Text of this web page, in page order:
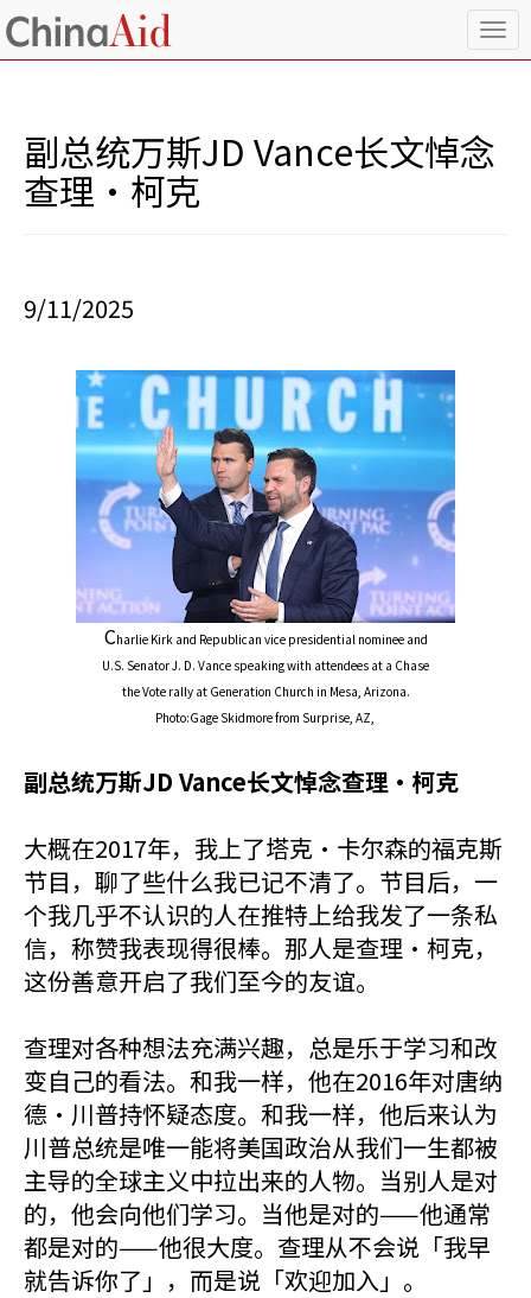
T
o
e
n
副总统万斯JD Vance长文悼念
查理•柯克
9/11/2025
Charlie Kirk and Republican vice presidential nominee and
U.S. Senator J. D. Vance speaking with attendees at a Chase
theVote rally at Generation Church in Mesa, Arizona.
Photo:Gage Skidmore from Surprise, AZ,
副总统万斯JD Vance长文悼念查理•柯克
大概在2017年，我上了塔克·卡尔森的福克斯
节目，聊了些什么我已记不清了。节目后，一
个我几乎不认识的人在推特上给我发了一条私
信，称赞我表现得很棒。那人是查理·柯克，
这份善意开启了我们至今的友谊。
查理对各种想法充满兴趣，总是乐于学习和改
变自己的看法。和我一样，他在2016年对唐纳
德·川普持怀疑态度。和我一样，他后来认为
川普总统是唯一能将美国政治从我们一生都被
主导的全球主义中拉出来的人物。当别人是对
的，他会向他们学习。当他是对的——他通常
都是对的——他很大度。查理从不会说「我早
就告诉你了」，而是说「欢迎加入」。